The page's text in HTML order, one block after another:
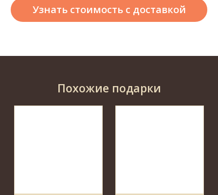
Узнать стоимостьс доставкой
Похожие подарки